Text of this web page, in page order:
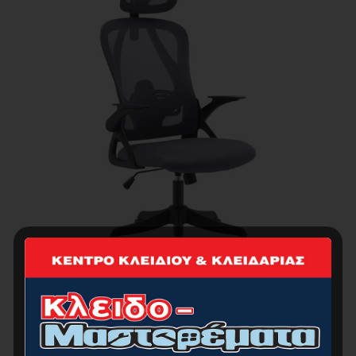
ΒΟRMANN BSF1835 Καρέκλα Διευθυντική
TROPHY,58x64x120-130cm, με Ανάκλιση,